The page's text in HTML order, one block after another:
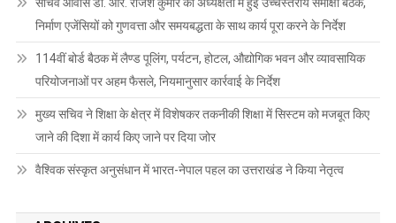
निर्माण एजेंसियों को गुणवत्ता और समयबद्धता के साथ कार्य पूरा करने के निर्देश
114वीं बोर्ड बैठक में लैण्ड पूलिंग, पर्यटन, होटल, औद्योगिक भवन और व्यावसायिक
परियोजनाओं पर अहम फैसले, नियमानुसार कार्रवाई के निर्देश
मुख्य सचिव ने शिक्षा के क्षेत्र में विशेषकर तकनीकी शिक्षा में सिस्टम को मजबूत किए
जाने की दिशा में कार्य किए जाने पर दिया जोर
वैश्विक संस्कृत अनुसंधान में भारत-नेपाल पहल का उत्तराखंड ने किया नेतृत्व